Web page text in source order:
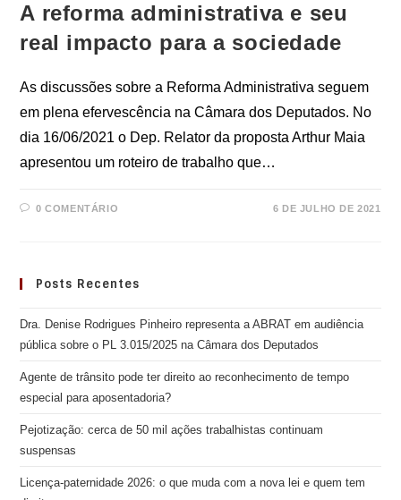
A reforma administrativa e seu
real impacto para a sociedade
As discussões sobre a Reforma Administrativa seguem
em plena efervescência na Câmara dos Deputados. No
dia 16/06/2021 o Dep. Relator da proposta Arthur Maia
apresentou um roteiro de trabalho que…
0 COMENTÁRIO 6 DE JULHO DE 2021
Posts Recentes
Dra. Denise Rodrigues Pinheiro representa a ABRAT em audiência
pública sobre o PL 3.015/2025 na Câmara dos Deputados
Agente de trânsito pode ter direito ao reconhecimento de tempo
especial para aposentadoria?
Pejotização: cerca de 50 mil ações trabalhistas continuam
suspensas
Licença-paternidade 2026: o que muda com a nova lei e quem tem